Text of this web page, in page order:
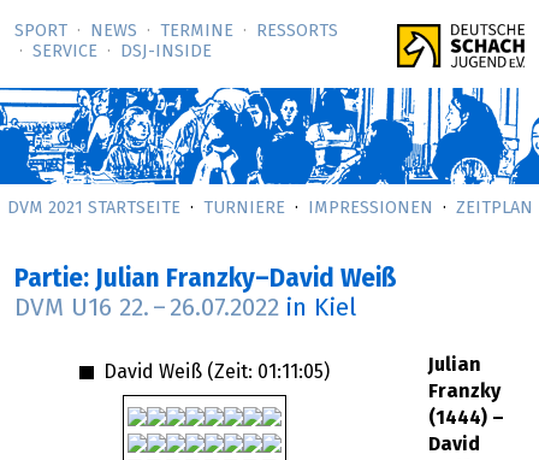
SPORT NEWS TERMINE
RESSORTS
SERVICE
DSJ-­INSIDE
DVM 2021 STARTSEITE TURNIERE IMPRESSIONEN ZEITPLAN
Partie: Julian Franzky–David Weiß
DVM U16 22. – 26.07.2022 in Kiel
David Weiß (Zeit: 01:11:05)
Julian
Franzky
(1444) –
David